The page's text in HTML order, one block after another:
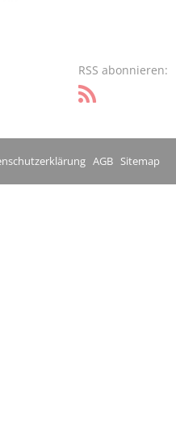
RSS abonnieren:
AGB Sitemap